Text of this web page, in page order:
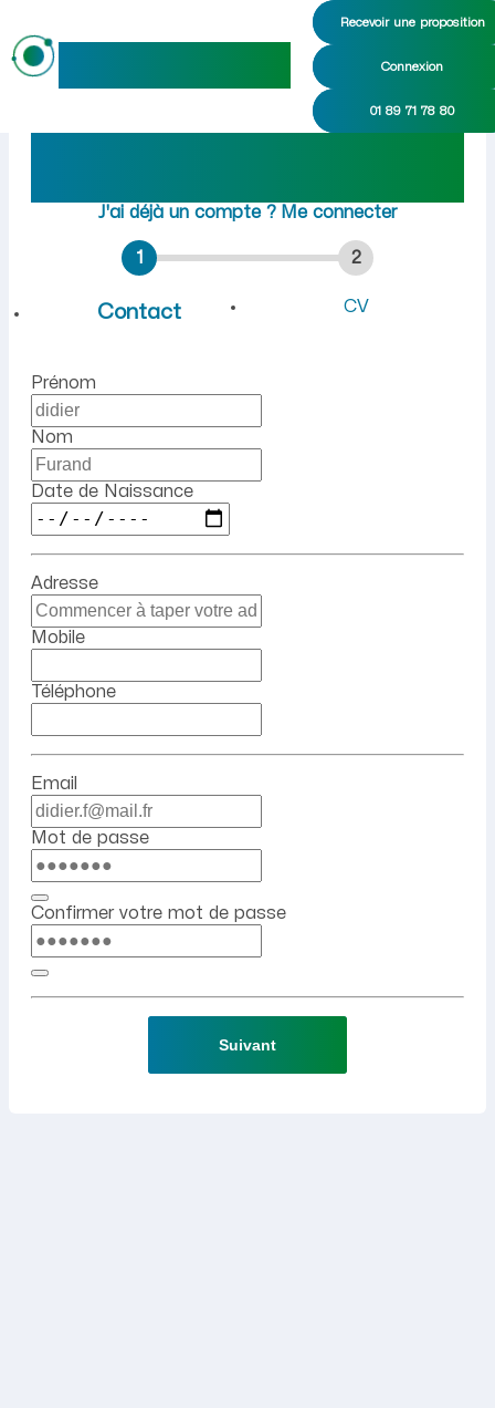
Recevoir une proposition
Connexion
01 89 71 78 80
Emploi à Magnieu (Ain) :
Rejoindre maideoà
J'ai déjà un compte ? Me connecter
1
Contact
2
CV
Prénom
Nom
Date de Naissance
Adresse
Mobile
Téléphone
Email
Mot de passe
Confirmer votre mot de passe
Suivant